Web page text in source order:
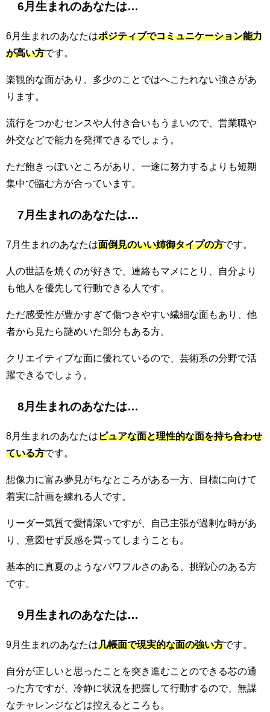
6月生まれのあなたは…
6月生まれのあなたはポジティブでコミュニケーション能力
が高い方です。
楽観的な面があり、多少のことではへこたれない強さがあ
ります。
流行をつかむセンスや人付き合いもうまいので、営業職や
外交などで能力を発揮できるでしょう。
ただ飽きっぽいところがあり、一途に努力するよりも短期
集中で臨む方が合っています。
7月生まれのあなたは…
7月生まれのあなたは面倒見のいい姉御タイプの方です。
人の世話を焼くのが好きで、連絡もマメにとり、自分より
も他人を優先して行動できる人です。
ただ感受性が豊かすぎて傷つきやすい繊細な面もあり、他
者から見たら謎めいた部分もある方。
クリエイティブな面に優れているので、芸術系の分野で活
躍できるでしょう。
8月生まれのあなたは…
8月生まれのあなたはピュアな面と理性的な面を持ち合わせ
ている方です。
想像力に富み夢見がちなところがある一方、目標に向けて
着実に計画を練れる人です。
リーダー気質で愛情深いですが、自己主張が過剰な時があ
り、意図せず反感を買ってしまうことも。
基本的に真夏のようなパワフルさのある、挑戦心のある方
です。
9月生まれのあなたは…
9月生まれのあなたは几帳面で現実的な面の強い方です。
自分が正しいと思ったことを突き進むことのできる芯の通
った方ですが、冷静に状況を把握して行動するので、無謀
なチャレンジなどは控えるところも。